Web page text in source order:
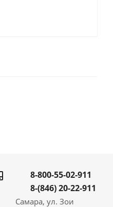
8-800-55-02-911
8-(846) 20-22-911
Самара, ул. Зои